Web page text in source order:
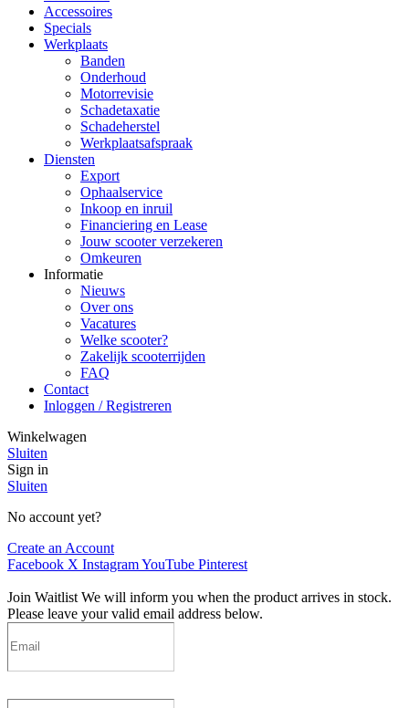
Accessoires
Specials
Werkplaats
Banden
Onderhoud
Motorrevisie
Schadetaxatie
Schadeherstel
Werkplaatsafspraak
Diensten
Export
Ophaalservice
Inkoop en inruil
Financiering en Lease
Jouw scooter verzekeren
Omkeuren
Informatie
Nieuws
Over ons
Vacatures
Welke scooter?
Zakelijk scooterrijden
FAQ
Contact
Inloggen / Registreren
Winkelwagen
Sluiten
Sign in
Sluiten
No account yet?
Create an Account
Facebook X InstagramYouTube Pinterest
Join Waitlist We will inform you when the product arrives in stock.
Please leave your valid email address below.